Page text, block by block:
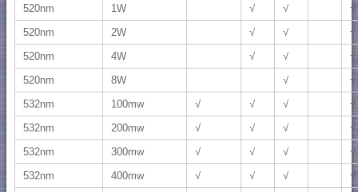
520nm
1W √ √
√
520nm
2W √ √
√
520nm
4W √ √
√
520nm
8W √
√
532nm
100mw √ √ √
√
532nm
200mw √ √ √
√
532nm
300mw √ √ √
√
532nm
400mw √ √ √
√